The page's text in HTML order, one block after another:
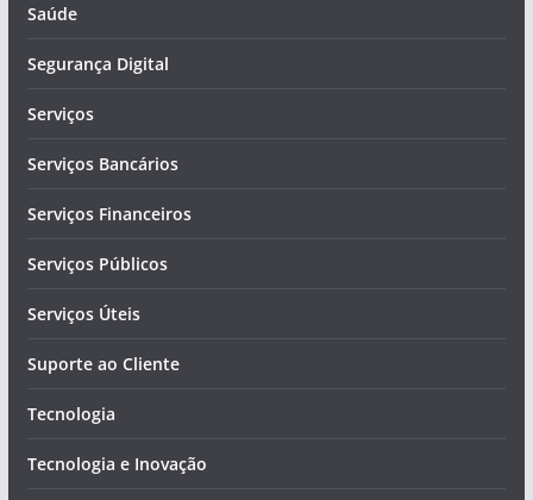
Saúde
Segurança Digital
Serviços
Serviços Bancários
Serviços Financeiros
Serviços Públicos
Serviços Úteis
Suporte ao Cliente
Tecnologia
Tecnologia e Inovação